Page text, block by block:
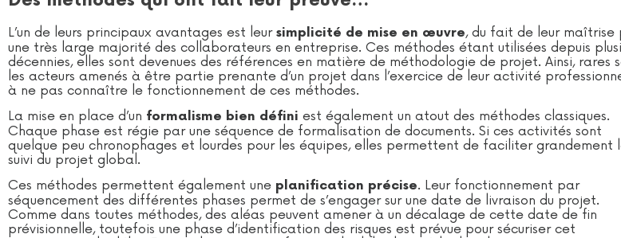
L’un de leurs principaux avantages est leur simplicité de mise en œuvre, du fait de leur maîtrise
une très large majorité des collaborateurs en entreprise. Ces méthodes étant utilisées depuis
décennies, elles sont devenues des références en matière de méthodologie de projet. Ainsi, rares
les acteurs amenés à être partie prenante d’un projet dans l’exercice de leur activité
à ne pas connaître le fonctionnement de ces méthodes.
La mise en place d’un formalisme bien défini est également un atout des méthodes classiques.
Chaque phase est régie par une séquence de formalisation de documents. Si ces activités sont
quelque peu chronophages et lourdes pour les équipes, elles permettent de faciliter grandement
suivi du projet global.
Ces méthodes permettent également une planification précise. Leur fonctionnement par
séquencement des différentes phases permet de s’engager sur une date de livraison du projet.
Comme dans toutes méthodes, des aléas peuvent amener à un décalage de cette date de fin
prévisionnelle, toutefois une phase d’identification des risques est prévue pour sécuriser cet